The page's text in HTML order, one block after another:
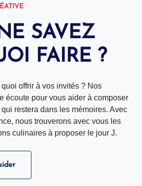
SAVEZ
FAIRE ?
offrir à vos invités ? Nos
écoute pour vous aider à composer
restera dans les mémoires. Avec
nous trouverons avec vous les
culinaires à proposer le jour J.